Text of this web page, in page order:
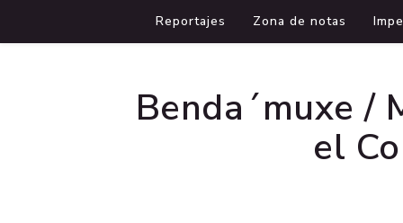
Reportajes Zona de notas
Benda´muxe /
el